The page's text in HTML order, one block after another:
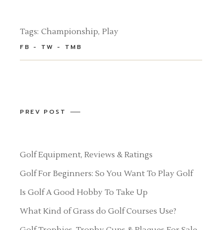
Tags: Championship Play
FB TW TMB
PREV POST
Golf Equipment, Reviews & Ratings
Golf For Beginners: So You Want To Play Golf
Is Golf A Good Hobby To Take Up
What Kind of Grass do Golf Courses Use?